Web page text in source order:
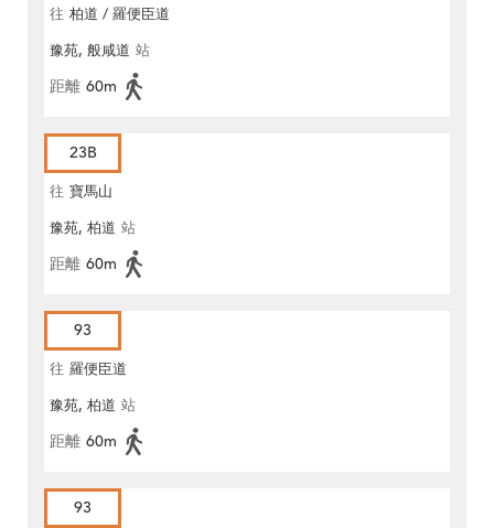
往 柏道 / 羅便臣道
豫苑, 般咸道 站
距離 60m
23B
往 寶馬山
豫苑, 柏道 站
距離 60m
93
往 羅便臣道
豫苑, 柏道 站
距離 60m
93